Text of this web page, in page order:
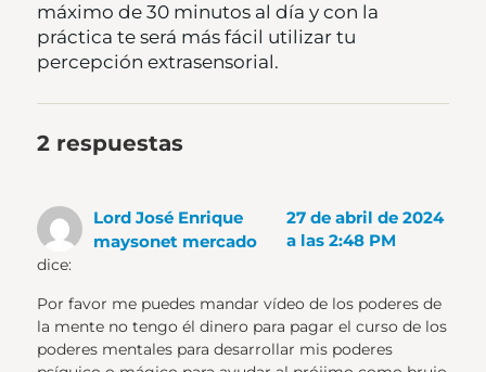
máximo de 30 minutos al día y con la
práctica te será más fácil utilizar tu
percepción extrasensorial.
2 respuestas
Lord José Enrique
maysonet mercado
dice:
27 de abril de 2024
a las 2:48 PM
Por favor me puedes mandar vídeo de los poderes de
la mente no tengo él dinero para pagar el curso de los
poderes mentales para desarrollar mis poderes